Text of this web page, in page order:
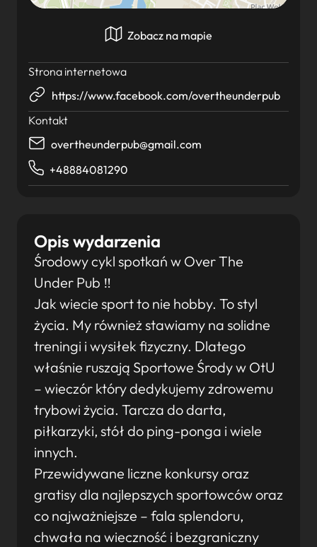
Opis wydarzenia
Środowy cykl spotkań w Over The
Under Pub ‼
Jak wiecie sport to nie hobby. To styl
życia. My również stawiamy na solidne
treningi i wysiłek fizyczny. Dlatego
właśnie ruszają Sportowe Środy w OtU
– wieczór który dedykujemy zdrowemu
trybowi życia. Tarcza do darta,
piłkarzyki, stół do ping-ponga i wiele
innych.
Przewidywane liczne konkursy oraz
gratisy dla najlepszych sportowców oraz
co najważniejsze – fala splendoru,
chwała na wieczność i bezgraniczny
Zobacz na mapie
Strona internetowa
https://www.facebook.com/overtheunderpub
Kontakt
overtheunderpub@gmail.com
+48884081290